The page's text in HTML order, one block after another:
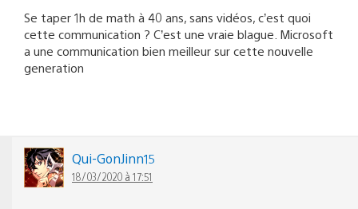
Se taper 1h de math à 40 ans, sans vidéos, c’est quoi
cette communication ? C’est une vraie blague. Microsoft
a une communication bien meilleur sur cette nouvelle
generation
Qui-GonJinn15
18/03/2020 à 17:51